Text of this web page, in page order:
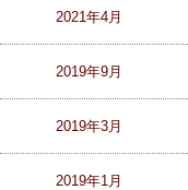
2021年4月
2019年9月
2019年3月
2019年1月